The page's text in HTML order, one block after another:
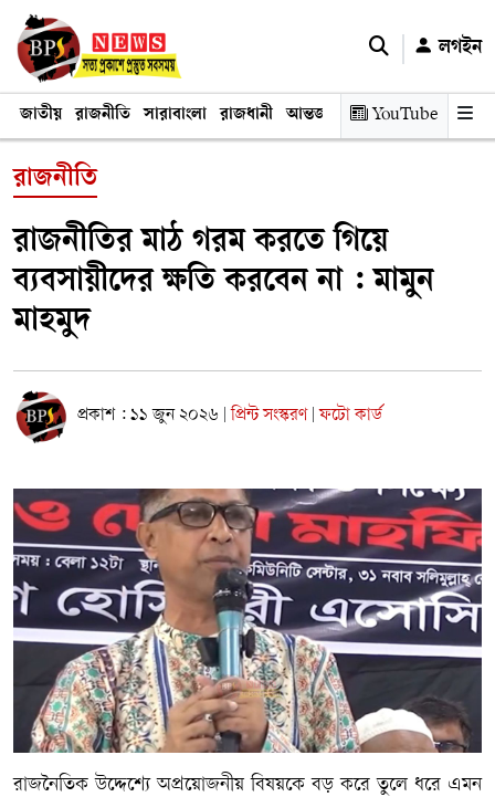
লগইন
জাতীয় রাজনীতি সারাবাংলা রাজধানী আন্তর্জাতিক অর্থনীতি তথ্য
YouTube
রাজনীতি
রাজনীতির মাঠ গরম করতে গিয়ে
ব্যবসায়ীদের ক্ষতি করবেন না : মামুন
মাহমুদ
প্রকাশ : ১১ জুন ২০২৬ প্রিন্ট সংস্করণ ফটো কার্ড
রাজনৈতিক উদ্দেশ্যে অপ্রয়োজনীয় বিষয়কে বড় করে তুলে ধরে এমন